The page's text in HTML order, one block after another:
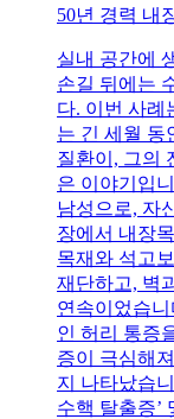
50년 경력 내
실내 공간에
손길 뒤에는
다. 이번 사례
는 긴 세월 동
질환이, 그의
은 이야기입
남성으로, 자
장에서 내장
목재와 석고
재단하고, 벽
연속이었습
인 허리 통증
증이 극심해
지 나타났습
수핵 탈출증’